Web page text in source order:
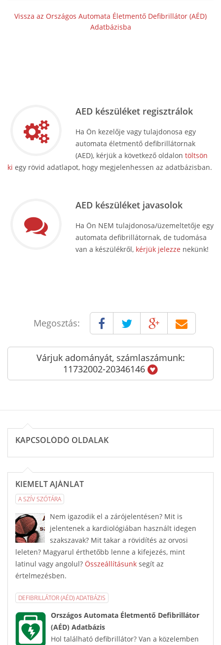
Vissza az Országos Automata Életmentő Defibrillátor (AÉD)
Adatbázisba
AED készüléket regisztrálok
Ha Ön kezelője vagy tulajdonosa egy
automata életmentő defibrillátornak
(AED), kérjük a következő oldalon töltsön
ki egy rövid adatlapot, hogy megjelenhessen az adatbázisban.
AED készüléket javasolok
Ha Ön NEM tulajdonosa/üzemeltetője egy
automata defibrillátornak, de tudomása
van a készülékről, kérjük jelezze nekünk!
Megosztás:
Várjuk adományát, számlaszámunk:
11732002-20346146
KAPCSOLÓDÓ OLDALAK
KIEMELT AJÁNLAT
A SZÍV SZÓTÁRA
Nem igazodik el a zárójelentésen? Mit is
jelentenek a kardiológiában használt idegen
szakszavak? Mit takar a rövidítés az orvosi
leleten? Magyarul érthetőbb lenne a kifejezés, mint
latinul vagy angolul? Összeállításunk segít az
értelmezésben.
DEFIBRILLÁTOR (AÉD) ADATBÁZIS
Országos Automata Életmentő Defibrillátor
(AÉD) Adatbázis
Hol található defibrillátor? Van a közelemben